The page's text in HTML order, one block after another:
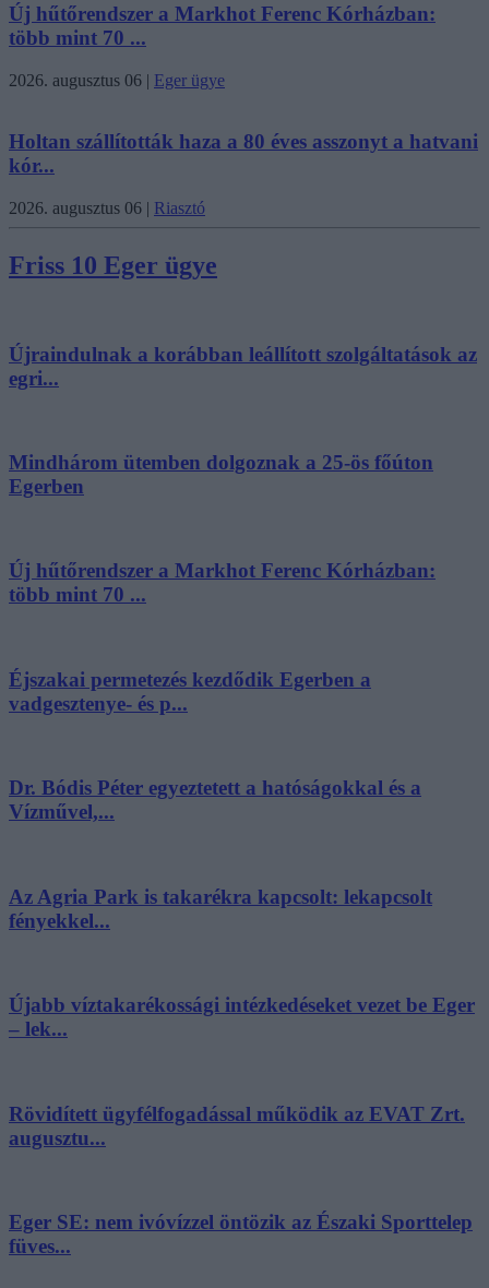
Új hűtőrendszer a Markhot Ferenc Kórházban:
több mint 70 ...
2026. augusztus 06 | Eger ügye
Holtan szállították haza a 80 éves asszonyt a hatvani
kór...
2026. augusztus 06 | Riasztó
Friss 10 Eger ügye
Újraindulnak a korábban leállított szolgáltatások az
egri...
Mindhárom ütemben dolgoznak a 25-ös főúton
Egerben
Új hűtőrendszer a Markhot Ferenc Kórházban:
több mint 70 ...
Éjszakai permetezés kezdődik Egerben a
vadgesztenye- és p...
Dr. Bódis Péter egyeztetett a hatóságokkal és a
Vízművel,...
Az Agria Park is takarékra kapcsolt: lekapcsolt
fényekkel...
Újabb víztakarékossági intézkedéseket vezet be Eger
– lek...
Rövidített ügyfélfogadással működik az EVAT Zrt.
augusztu...
Eger SE: nem ivóvízzel öntözik az Északi Sporttelep
füves...